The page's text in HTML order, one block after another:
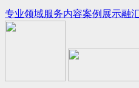
专业领域服务内容案例展示融